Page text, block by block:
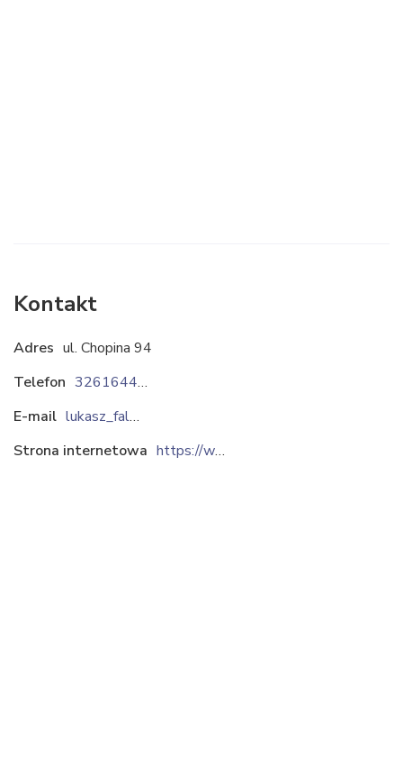
Kontakt
Adres ul. Chopina 94
Telefon
326164442
E-mail
lukasz_falkowski@azot.pl
Strona internetowa
https://www.azot.pl